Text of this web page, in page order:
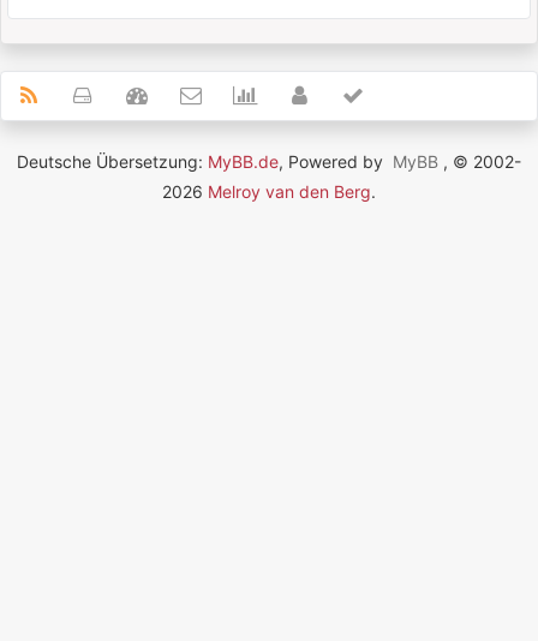
Deutsche Übersetzung: MyBB.de, Powered by MyBB , © 2002-
2026 Melroy van den Berg.